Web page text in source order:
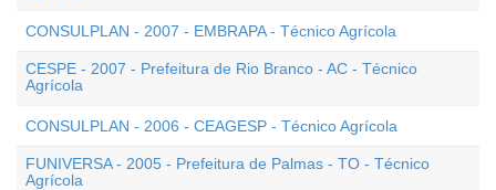
CONSULPLAN - 2007 - EMBRAPA - Técnico Agrícola
CESPE - 2007 - Prefeitura de Rio Branco - AC - Técnico
Agrícola
CONSULPLAN - 2006 - CEAGESP - Técnico Agrícola
FUNIVERSA - 2005 - Prefeitura de Palmas - TO - Técnico
Agrícola